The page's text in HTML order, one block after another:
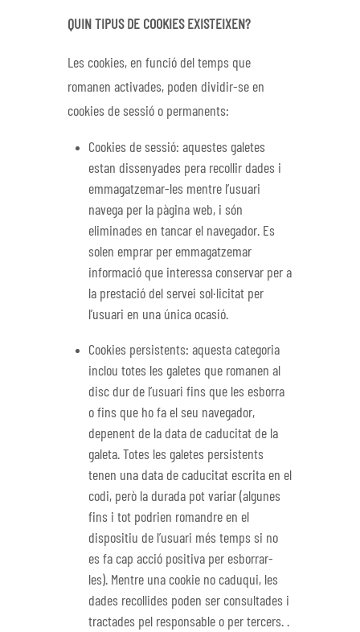
QUIN TIPUS DE COOKIES EXISTEIXEN?
Les cookies, en funció del temps que
romanen activades, poden dividir-se en
cookies de sessió o permanents:
Cookies de sessió: aquestes galetes
estan dissenyades pera recollir dades i
emmagatzemar-les mentre l’usuari
navega per la pàgina web, i són
eliminades en tancar el navegador. Es
solen emprar per emmagatzemar
informació que interessa conservar per a
la prestació del servei sol·licitat per
l’usuari en una única ocasió.
Cookies persistents: aquesta categoria
inclou totes les galetes que romanen al
disc dur de l’usuari fins que les esborra
o fins que ho fa el seu navegador,
depenent de la data de caducitat de la
galeta. Totes les galetes persistents
tenen una data de caducitat escrita en el
codi, però la durada pot variar (algunes
fins i tot podrien romandre en el
dispositiu de l’usuari més temps si no
es fa cap acció positiva per esborrar-
les). Mentre una cookie no caduqui, les
dades recollides poden ser consultades i
tractades pel responsable o per tercers. .